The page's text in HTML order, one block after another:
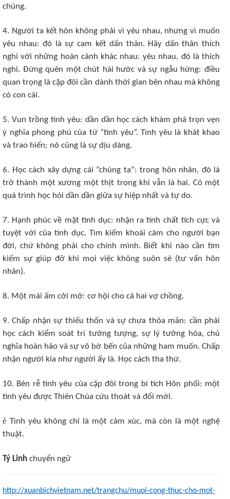
chúng.
4. Người ta kết hôn không phải vì yêu nhau, nhưng vì muốn
yêu nhau: đó là sự cam kết dấn thân. Hãy dấn thân thích
nghi với những hoàn cảnh khác nhau: yêu nhau, đó là thích
nghi. Đừng quên một chút hài hước và sự ngẫu hứng: điều
quan trọng là cặp đôi cần dành thời gian bên nhau mà không
có con cái.
5. Vun trồng tình yêu: dần dần học cách khám phá trọn vẹn
ý nghĩa phong phú của từ “tình yêu”. Tình yêu là khát khao
và trao hiến; nó cũng là sự dịu dàng.
6. Học cách xây dựng cái “chúng ta”: trong hôn nhân, đó là
trở thành một xương một thịt trong khi vẫn là hai. Có một
quá trình học hỏi dần dần giữa sự hiệp nhất và tự do.
7. Hạnh phúc về mặt tình dục: nhận ra tính chất tích cực và
tuyệt vời của tính dục. Tìm kiếm khoái cảm cho người bạn
đời, chứ không phải cho chính mình. Biết khi nào cần tìm
kiếm sự giúp đỡ khi mọi việc không suôn sẻ (tư vấn hôn
nhân).
8. Một mái ấm cởi mở: cơ hội cho cả hai vợ chồng.
9. Chấp nhận sự thiếu thốn và sự chưa thỏa mãn: cần phải
học cách kiểm soát trí tưởng tượng, sự lý tưởng hóa, chủ
nghĩa hoàn hảo và sự vô bờ bến của những ham muốn. Chấp
nhận người kia như người ấy là. Học cách tha thứ.
10. Bén rễ tình yêu của cặp đôi trong bí tích Hôn phối: một
tình yêu được Thiên Chúa cứu thoát và đổi mới.
è Tình yêu không chỉ là một cảm xúc, mà còn là một nghệ
thuật.
Tý Linh chuyển ngữ
http://xuanbichvietnam.net/trangchu/muoi-cong-thuc-cho-mot-